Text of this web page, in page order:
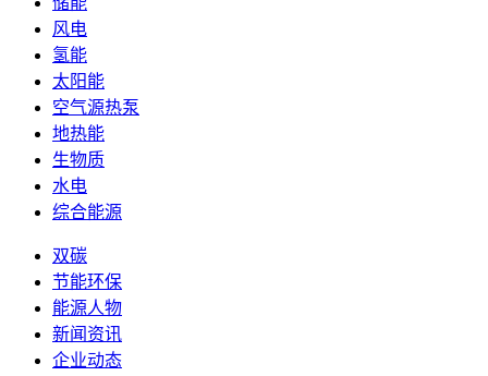
风电
氢能
太阳能
空气源热泵
地热能
生物质
水电
综合能源
双碳
节能环保
能源人物
新闻资讯
企业动态